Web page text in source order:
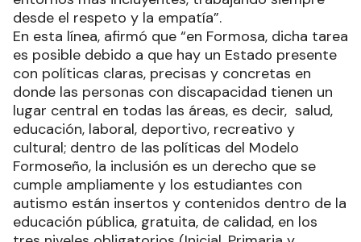
desde el respeto y la empatía”.
En esta línea, afirmó que “en Formosa, dicha tarea
es posible debido a que hay un Estado presente
con políticas claras, precisas y concretas en
donde las personas con discapacidad tienen un
lugar central en todas las áreas, es decir, salud,
educación, laboral, deportivo, recreativo y
cultural; dentro de las políticas del Modelo
Formoseño, la inclusión es un derecho que se
cumple ampliamente y los estudiantes con
autismo están insertos y contenidos dentro de la
educación pública, gratuita, de calidad, en los